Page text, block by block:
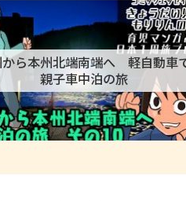
ら本州北端南端へ 軽自動車
親子車中泊の旅